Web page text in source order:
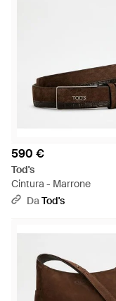
590 €
Tod's
Cintura - Marrone
DaTod's